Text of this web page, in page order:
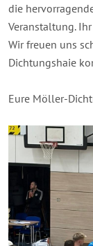
die
Veranstaltung.
Wir freuen uns
Dichtungshaie
Eure Möller-